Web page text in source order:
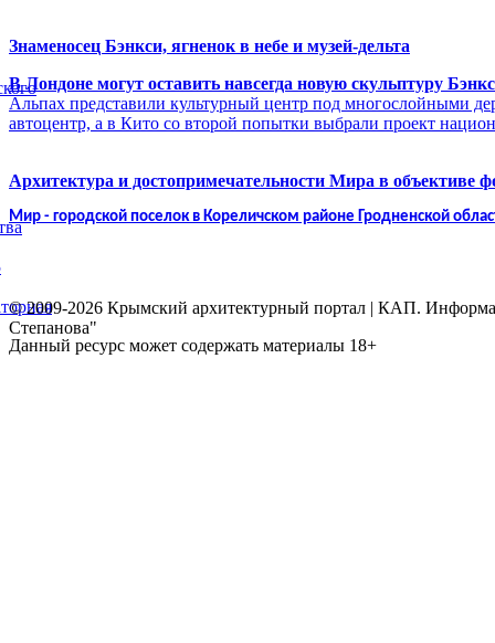
Знаменосец Бэнкси, ягненок в небе и музей-дельта
В Лондоне могут оставить навсегда новую скульптуру
Альпах представили культурный центр под многослойными
автоцентр, а в Кито со второй попытки выбрали проект
Архитектура и достопримечательности Мира в объективе
Мир - городской поселок в Кореличском районе Гродненской
© 2009-2026 Крымский архитектурный портал | КАП.
Степанова"
Данный ресурс может содержать материалы 18+